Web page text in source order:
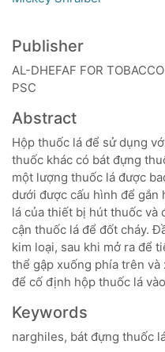
Publisher
AL-DHEFAF FOR
PSC
Abstract
Hộp thuốc lá để sử dụng
thuốc khác có bát đựng
một lượng thuốc lá được
dưới được cấu hình để gắn
lá của thiết bị hút thuốc và
cận thuốc lá để đốt cháy.
kim loại, sau khi mở ra để
thể gập xuống phía trên
để cố định hộp thuốc lá
Keywords
narghiles, bát đựng thuốc